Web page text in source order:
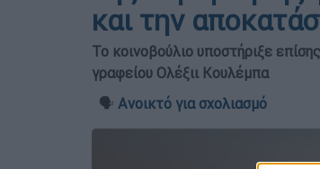
και την
Το κοινοβούλιο υποστήριξε
γραφείου Ολέξιι Κουλέμπα
🗣️ Ανοικτό για σχολιασμό